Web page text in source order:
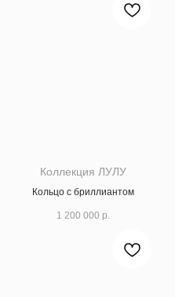
Коллекция ЛУЛУ
Кольцо с бриллиантом
1 200 000 р.